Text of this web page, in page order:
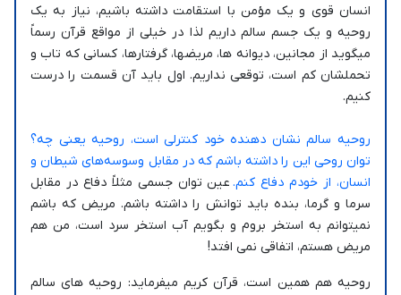
انسان قوی و یک مؤمن با استقامت داشته باشیم، نیاز به یک
روحیه و یک جسم سالم داریم لذا در خیلی از مواقع قرآن رسماً
میگوید از مجانین، دیوانه ها، مریضها، گرفتارها، کسانی که تاب و
تحملشان کم است، توقعی نداریم. اول باید آن قسمت را درست
کنیم.
روحیه سالم نشان دهنده خود کنترلی است، روحیه یعنی چه؟
توان روحی این را داشته باشم که در مقابل وسوسه‌های شیطان و
انسان، از خودم دفاع کنم. عین توان جسمی مثلاً دفاع در مقابل
سرما و گرما، بنده باید توانش را داشته باشم. مریض که باشم
نمیتوانم به استخر بروم و بگویم آب استخر سرد است، من هم
مریض هستم، اتفاقی نمی افتد!
روحیه هم همین است، قرآن کریم میفرماید: روحیه های سالم